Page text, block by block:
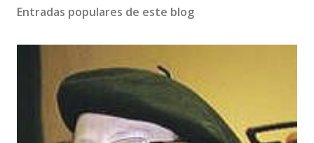
Entradas populares de este blog